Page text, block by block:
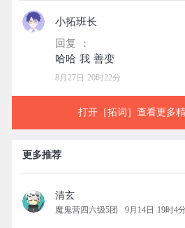
小拓班长
回复 ：
8月27日 20时22分
打开［拓词］查看更多
更多推荐
清玄
魔鬼营四六级5团 9月14日 19时4